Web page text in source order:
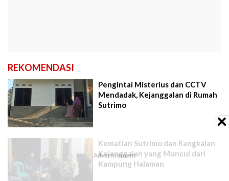
REKOMENDASI
Pengintai Misterius dan CCTV
Mendadak, Kejanggalan di Rumah
Sutrimo
Kematian Sutrimo dan Rangkaian
Kejanggalan yang Muncul dari
Kampung Halaman